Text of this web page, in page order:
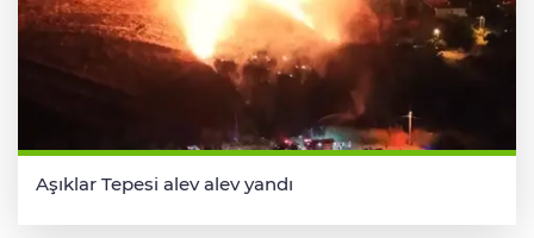
Aşıklar Tepesi alev alev yandı